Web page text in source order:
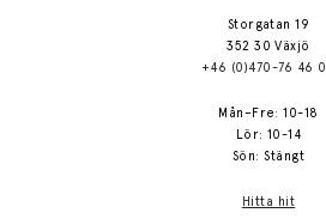
Storgatan 19
352 30 Växjö
+46 (0)470-76 46
Mån–Fre: 10-18
Lör: 10-14
Sön: Stängt
Hitta hit